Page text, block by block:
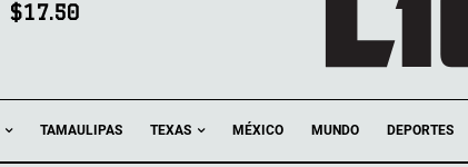
$17.50
TAMAULIPAS TEXAS MÉXICO MUNDO DEPORTES